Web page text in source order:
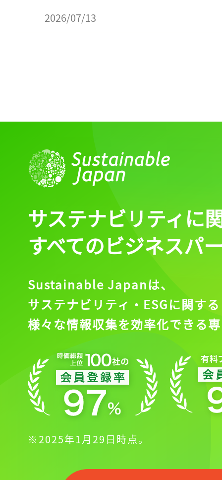
2026/07/13
ログインが必
ログイン
会員登録
サステナビリティに
すべてのビジネスパ
Sustainable Japanは、
サステナビリティ・ESGに関する
様々な情報収集を効率化できる
※2025年1月29日時点。